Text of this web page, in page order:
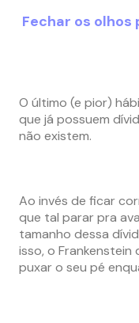
Fechar os olhos
O último (e pior)
que já possuem
não existem.
Ao invés de ficar
que tal parar pra
tamanho dessa
isso, o Frankenstein
puxar o seu pé